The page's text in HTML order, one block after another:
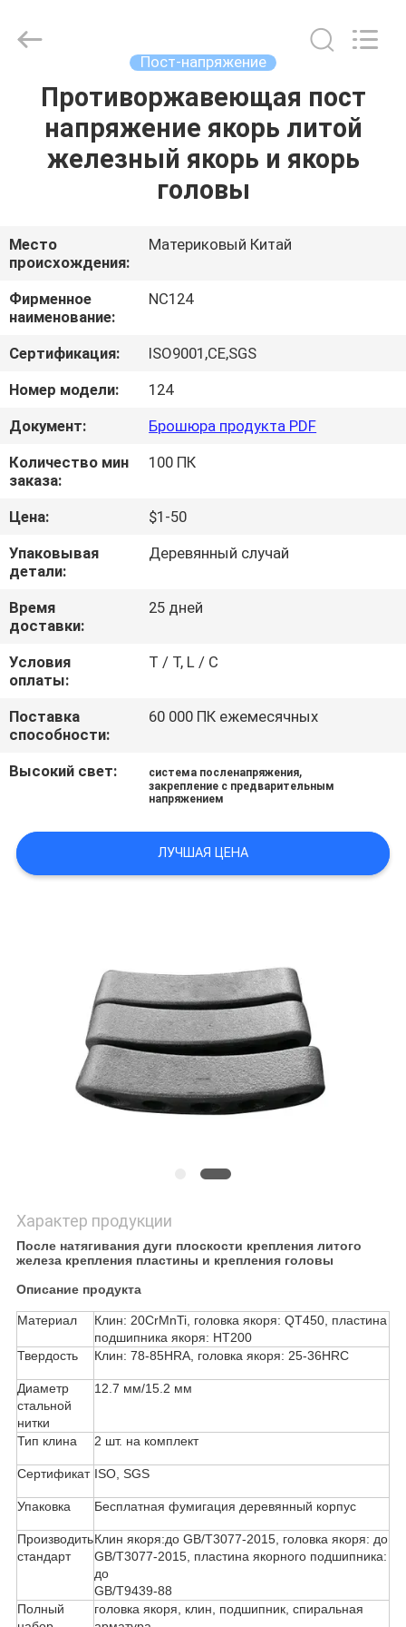
ДОМОЙ
ПРОДУКТЫ
О
НАС
ЭКСКУРСИЯ
ПО
ЗАВОДУ
КОНТРОЛЬ
КАЧЕСТВА
СВЯЖИТЕСЬ
С
НАМИ
НОВОСТИ
ЗАПРОСИТЕ
ЦИТАТУ
КАРТА
САЙТА
Foundry
CO.,LTD.
Пост-напряжение
Противоржавеющая пост
напряжение якорь литой
железный якорь и якорь
головы
Место
происхождения:
Материковый Китай
Фирменное
наименование:
NC124
Сертификация:
ISO9001,CE,SGS
Номер модели:
124
Документ:
Брошюра продукта PDF
Количество мин
заказа:
100 ПК
Цена:
$1-50
Упаковывая
детали:
Деревянный случай
Время
доставки:
25 дней
Условия
оплаты:
T / T, L / C
Поставка
способности:
60 000 ПК ежемесячных
Высокий свет: система посленапряжения,
закрепление с предварительным
напряжением
ЛУЧШАЯ ЦЕНА
Характер продукции
После натягивания дуги плоскости крепления литого
железа крепления пластины и крепления головы
Описание продукта
Материал
Клин: 20CrMnTi, головка якоря: QT450, пластина
подшипника якоря: HT200
Твердость
Клин: 78-85HRA, головка якоря: 25-36HRC
Диаметр
стальной
нитки
12.7 мм/15.2 мм
Тип клина 2 шт. на комплект
Сертификат ISO, SGS
Упаковка Бесплатная фумигация деревянный корпус
Производить
стандарт
Клин якоря:до GB/T3077-2015, головка якоря: до
GB/T3077-2015, пластина якорного подшипника:
до
GB/T9439-88
Полный
головка якоря, клин, подшипник, спиральная